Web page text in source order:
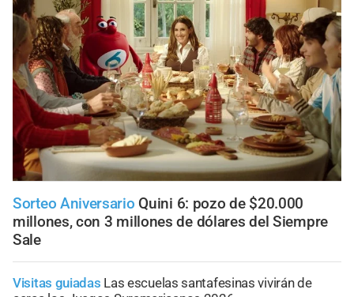
Sorteo Aniversario Quini 6: pozo de $20.000
millones, con 3 millones de dólares del Siempre
Sale
Visitas guiadas Las escuelas santafesinas vivirán de